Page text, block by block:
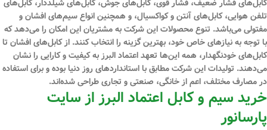
کابل‌های فشار ضعیف، فشار قوی، کابل‌های جوش، کابل‌های شیلددار، کابل‌های
تلفن هوایی، کابل‌های آنتن و کواکسیال، و همچنین انواع سیم‌های افشان و
مفتولی می‌باشد. تنوع محصولات این شرکت به مشتریان این امکان را می‌دهد که
با توجه به نیازهای خاص خود، بهترین گزینه را انتخاب کنند. از کابل‌های افشان تا
کابل‌های خودنگهدار، همه این‌ها تعهد اعتماد البرز به کیفیت و کارایی را نشان
می‌دهند. تولیدات این شرکت مطابق با استانداردهای روز دنیا بوده و برای استفاده
در مصارف مختلف، اعم از خانگی، صنعتی و تجاری طراحی شده‌اند.
خرید سیم و کابل اعتماد البرز از سایت
پارسانور